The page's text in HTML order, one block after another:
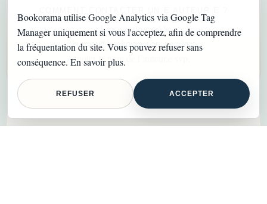
Bookorama utilise Google Analytics via Google Tag
Manager uniquement si vous l'acceptez, afin de comprendre
la fréquentation du site. Vous pouvez refuser sans
conséquence. En savoir plus.
REFUSER ACCEPTER
Envoyer un mail à
bureau@bookorama.eu, en objet
noter le nom de l’auteur.e svp.